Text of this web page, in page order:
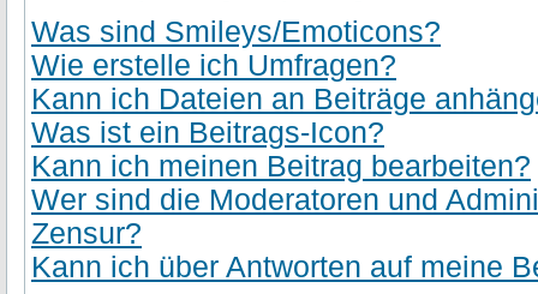
Was sind Smileys/Emoticons?
Wie erstelle ich Umfragen?
Kann ich Dateien an Beiträge
Was ist ein Beitrags-Icon?
Kann ich meinen Beitrag bearbeiten?
Wer sind die Moderatoren und
Zensur?
Kann ich über Antworten auf meine